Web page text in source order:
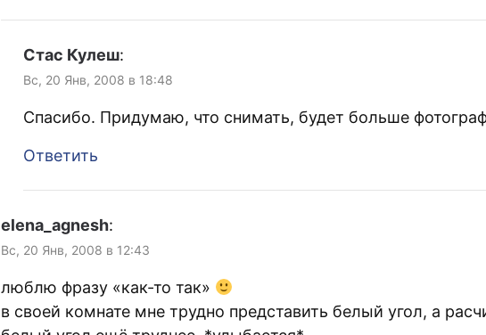
Стас Кулеш:
Вс, 20 Янв, 2008 в 18:48
Спасибо. Придумаю, что снимать, будет больше
Ответить
elena_agnesh:
Вс, 20 Янв, 2008 в 12:43
люблю фразу «как-то так»
в своей комнате мне трудно представить белый угол, а